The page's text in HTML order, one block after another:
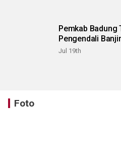
Pemkab Badung
Pengendali
Jul 19th
Foto